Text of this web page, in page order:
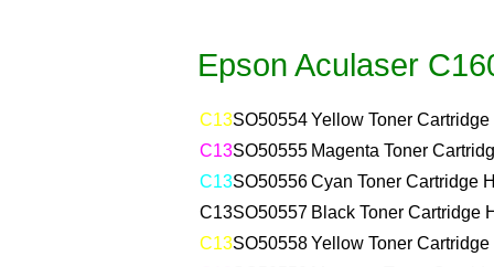
Epson Aculaser
C13SO50554Yellow Toner
C13SO50555 Magenta Toner
C13SO50556Cyan Toner Cartridge
C13SO50557 Black Toner Cartridge
C13SO50558Yellow Toner